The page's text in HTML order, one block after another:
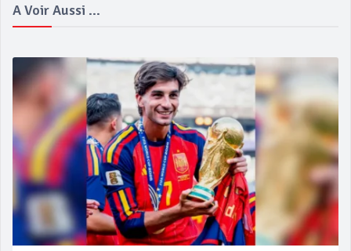
A Voir Aussi ...